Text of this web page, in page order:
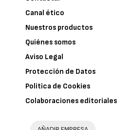
Canal ético
Nuestros productos
Quiénes somos
Aviso Legal
Protección de Datos
Política de Cookies
Colaboraciones editoriales